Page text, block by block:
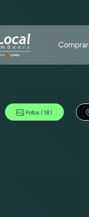
Comprar
Fotos (18)